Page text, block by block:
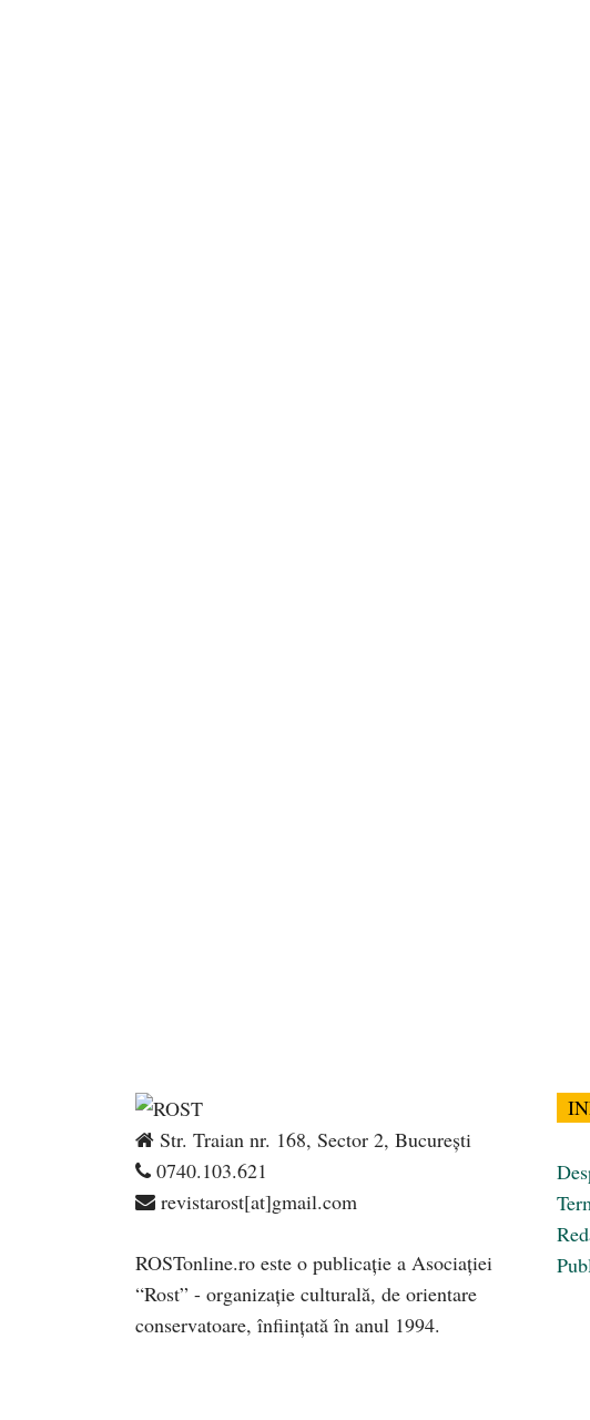
Str. Traian nr. 168, Sector 2, București
0740.103.621
revistarost[at]gmail.com
ROSTonline.ro este o publicaţie a Asociaţiei
“Rost” - organizaţie culturală, de orientare
conservatoare, înfiinţată în anul 1994.